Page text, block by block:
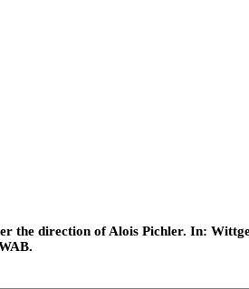
the direction of Alois Pichler. In: